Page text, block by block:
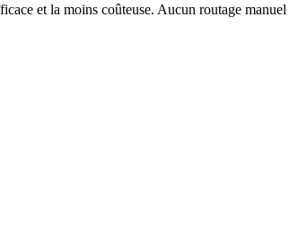
et la moins coûteuse. Aucun routage manuel